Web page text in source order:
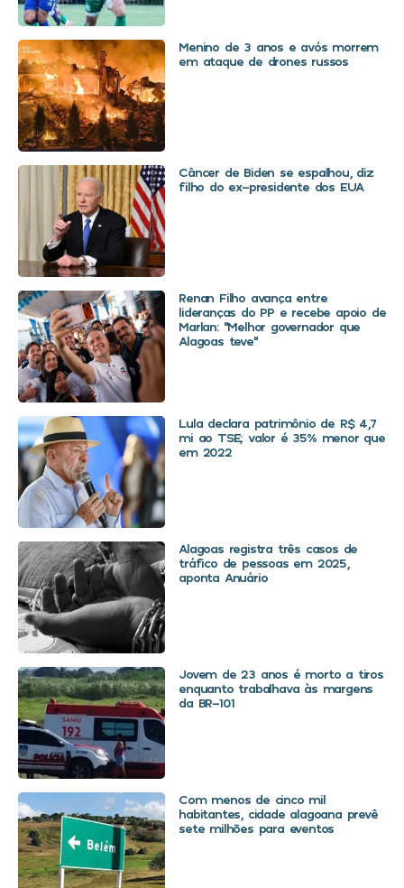
Menino de 3 anos e avós morrem
em ataque de drones russos
Câncer de Biden se espalhou, diz
filho do ex-presidente dos EUA
Renan Filho avança entre
lideranças do PP e recebe apoio de
Marlan: “Melhor governador que
Alagoas teve”
Lula declara patrimônio de R$ 4,7
mi ao TSE; valor é 35% menor que
em 2022
Alagoas registra três casos de
tráfico de pessoas em 2025,
aponta Anuário
Jovem de 23 anos é morto a tiros
enquanto trabalhava às margens
da BR-101
Com menos de cinco mil
habitantes, cidade alagoana prevê
sete milhões para eventos